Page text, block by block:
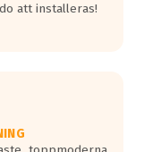
att installeras!